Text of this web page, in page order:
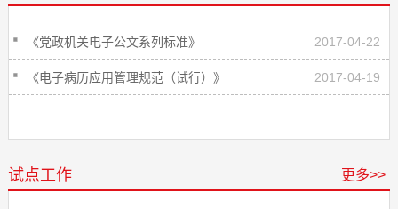
《党政机关电子公文系列标准》 2017-04-22
《电子病历应用管理规范（试行）》 2017-04-19
试点工作 更多>>